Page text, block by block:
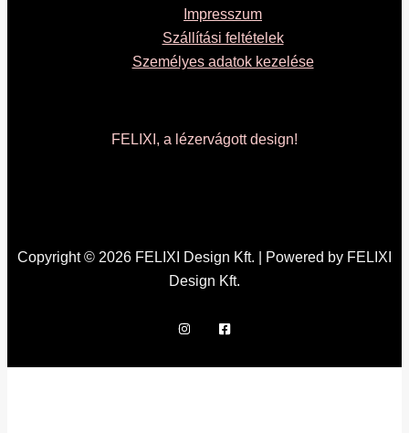
Impresszum
Szállítási feltételek
Személyes adatok kezelése
FELIXI, a lézervágott design!
Copyright © 2026 FELIXI Design Kft. | Powered by FELIXI
Design Kft.